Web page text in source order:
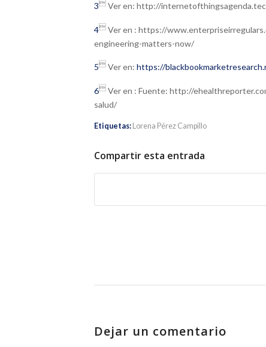
3 Ver en: http://
4 Ver en : https://
engineering-matters-now/
5 Ver en: https://
6 Ver en : Fuente: http://
salud/
Etiquetas: Lorena Pérez Campillo
Compartir esta entrada
Dejar un comentario